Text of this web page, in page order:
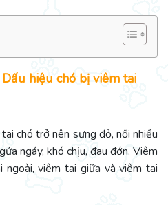
hiệu chó bị viêm tai
chó trở nên sưng đỏ, nổi nhiều
ngáy, khó chịu, đau đớn. Viêm
viêm tai giữa và viêm tai